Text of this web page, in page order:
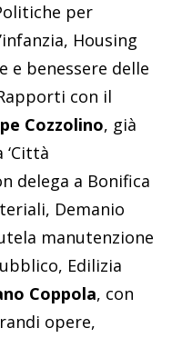
per
Housing
e benessere delle
con il
Cozzolino, già
delega a Bonifica
Demanio
manutenzione
Edilizia
Coppola, con
opere,